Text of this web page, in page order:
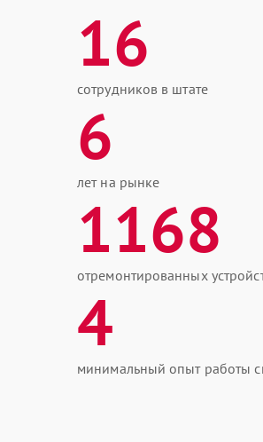
16
сотрудников в штате
6
лет на рынке
1168
отремонтированных
4
минимальный опыт работы